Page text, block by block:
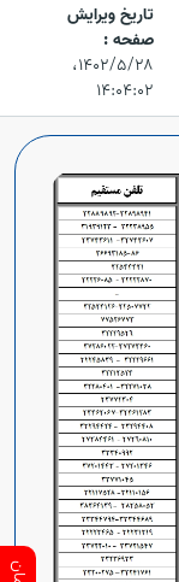
تاریخ ویرایش
صفحه :
۱۴۰۲/۵/۲۸،‏
۱۴:۰۴:۰۲